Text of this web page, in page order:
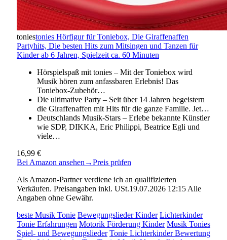
toniestonies Hörfigur für Toniebox, Die Giraffenaffen
Partyhits, Die besten Hits zum Mitsingen und Tanzen für
Kinder ab 6 Jahren, Spielzeit ca. 60 Minuten
Hörspielspaß mit tonies – Mit der Toniebox wird
Musik hören zum anfassbaren Erlebnis! Das
Toniebox-Zubehör…
Die ultimative Party – Seit über 14 Jahren begeistern
die Giraffenaffen mit Hits für die ganze Familie. Jet…
Deutschlands Musik-Stars – Erlebe bekannte Künstler
wie SDP, DIKKA, Eric Philippi, Beatrice Egli und
viele…
16,99 €
Bei Amazon ansehen→Preis prüfen
Als Amazon-Partner verdiene ich an qualifizierten
Verkäufen. Preisangaben inkl. USt.19.07.2026 12:15 Alle
Angaben ohne Gewähr.
beste Musik Tonie Bewegungslieder Kinder Lichterkinder
Tonie Erfahrungen Motorik Förderung Kinder Musik Tonies
Spiel- und Bewegungslieder Tonie Lichterkinder Bewertung